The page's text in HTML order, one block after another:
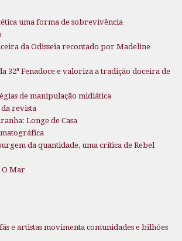
uma forma de sobrevivência
da Odisseia recontado por Madeline
32ª Fenadoce e valoriza a tradição doceira de
de manipulação midiática
revista
Longe de Casa
da quantidade, uma crítica de Rebel
O Mar
e artistas movimenta comunidades e bilhões